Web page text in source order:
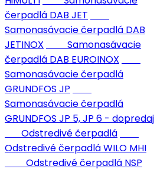
čerpadlá DAB JET
Samonasávacie čerpadlá DAB
JETINOX
Samonasávacie
čerpadlá DAB EUROINOX
Samonasávacie čerpadlá
GRUNDFOS JP
Samonasávacie čerpadlá
GRUNDFOS JP 5, JP 6 - dopredaj
Odstredivé čerpadlá
Odstredivé čerpadlá WILO MHI
Odstredivé čerpadlá NSP